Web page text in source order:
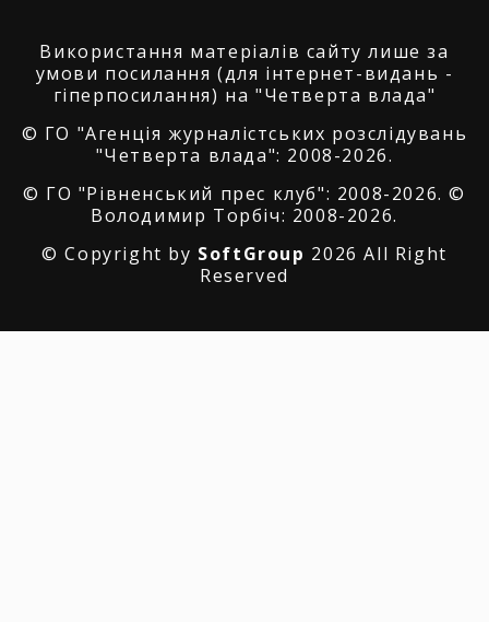
Використання матеріалів сайту лише за
умови посилання (для інтернет-видань -
гіперпосилання) на "Четверта влада"
© ГО "Агенція журналістських розслідувань
"Четверта влада": 2008-2026.
© ГО "Рівненський прес клуб": 2008-2026. ©
Володимир Торбіч: 2008-2026.
© Copyright by SoftGroup 2026 All Right
Reserved